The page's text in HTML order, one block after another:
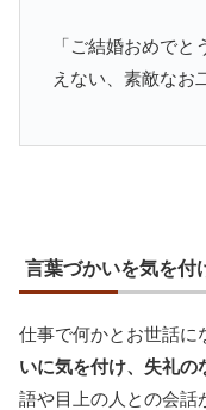
「ご結婚おめで
えない、素敵なお
言葉づかいを気を付
仕事で何かとお世話に
いに気を付け、失礼の
語や目上の人との会話